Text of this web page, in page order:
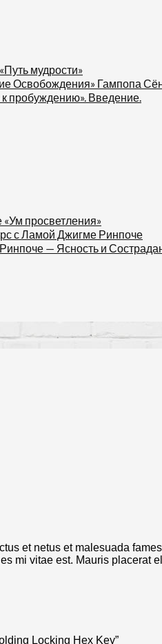
мудрости»
Освобождения» Гампопа
пробуждению». Введение.
просветления»
с Ламой Джигме Ринпоче
— Ясность и
et netus et malesuada
mi vitae est. Mauris placerat
Locking Hex Key”